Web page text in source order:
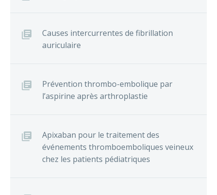
Causes intercurrentes de fibrillation
auriculaire
Prévention thrombo-embolique par
l’aspirine après arthroplastie
Apixaban pour le traitement des
événements thromboemboliques veineux
chez les patients pédiatriques